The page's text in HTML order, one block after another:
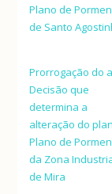
Plano de
de Santo
Prorrogação do
Decisão que
determina a
alteração do
Plano de
da Zona
de Mira